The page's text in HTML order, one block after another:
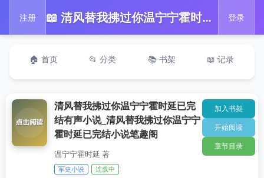
注册 📖 清风替我拂过你温宁宁霍时延已完结有声小说_清风替我拂过你温宁宁霍时延已完结小说笔趣阁 登录
🏠 首页 📂 分类 📚 书架 📖 记录
清风替我拂过你温宁宁霍时延已完
结有声小说_清风替我拂过你温宁宁
霍时延已完结小说笔趣阁
温宁宁霍时延 著
军史小说 连载中
加入书架
开始阅读
章节目录